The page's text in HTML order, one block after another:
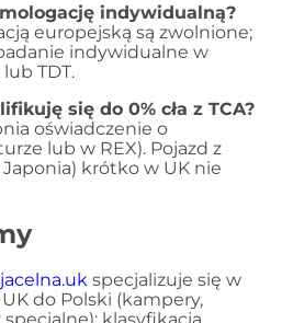
indywidualną?
europejską są zwolnione;
indywidualne w
TDT.
się do 0% cła z TCA?
oświadczenie o
lub w REX). Pojazd z
krótko w UK nie
specjalizuje się w
do Polski (kampery,